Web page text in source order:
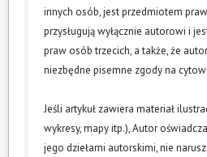
innych osób, jest przedmiotem
przysługują wyłącznie autorowi i
praw osób trzecich, a także, że
niezbędne pisemne zgody na
Jeśli artykuł zawiera materiał
wykresy, mapy itp.), Autor
jego dziełami autorskimi, nie